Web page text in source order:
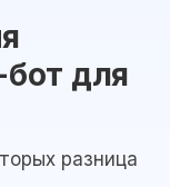
для
разница